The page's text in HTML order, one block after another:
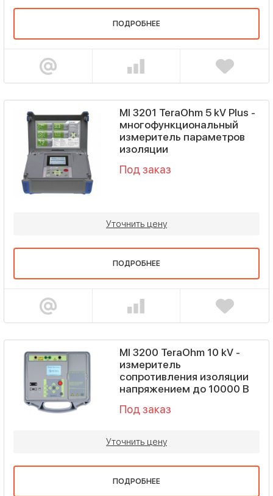
ПОДРОБНЕЕ
MI 3201 TeraOhm 5 kV Plus -
многофункциональный
измеритель параметров
изоляции
Под заказ
Уточнить цену
ПОДРОБНЕЕ
MI 3200 TeraOhm 10 kV -
измеритель
сопротивления изоляции
напряжением до 10000 В
Под заказ
Уточнить цену
ПОДРОБНЕЕ